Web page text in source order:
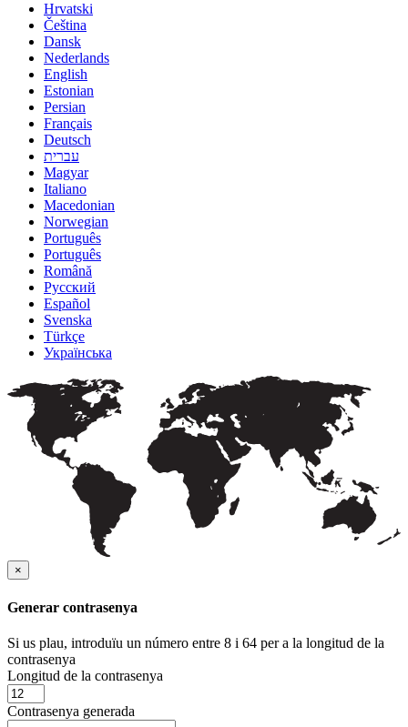
Hrvatski
Čeština
Dansk
Nederlands
English
Estonian
Persian
Français
Deutsch
עברית
Magyar
Italiano
Macedonian
Norwegian
Português
Português
Română
Русский
Español
Svenska
Türkçe
Українська
×
Generar contrasenya
Si us plau, introduïu un número entre 8 i 64 per a la longitud de la
contrasenya
Longitud de la contrasenya
Contrasenya generada